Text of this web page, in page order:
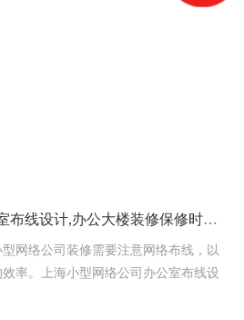
上海小型网络公司办公室布线设计,办公大楼装修保修时间为多少？
网络公司装修需要注意网络布线，以
率。上海小型网络公司办公室布线设